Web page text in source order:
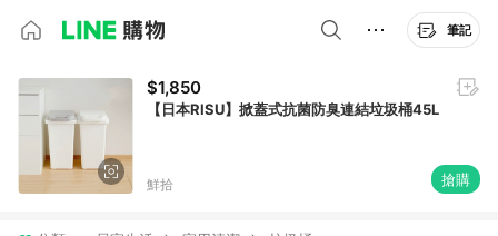
筆記
$1,850
【日本RISU】掀蓋式抗菌防臭連結垃圾桶45L
鮮拾 搶購